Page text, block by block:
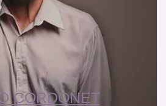
CORDONET